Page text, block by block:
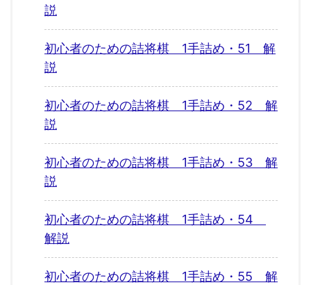
説
初心者のための詰将棋 1手詰め・51 解
説
初心者のための詰将棋 1手詰め・52 解
説
初心者のための詰将棋 1手詰め・53 解
説
初心者のための詰将棋 1手詰め・54
解説
初心者のための詰将棋 1手詰め・55 解